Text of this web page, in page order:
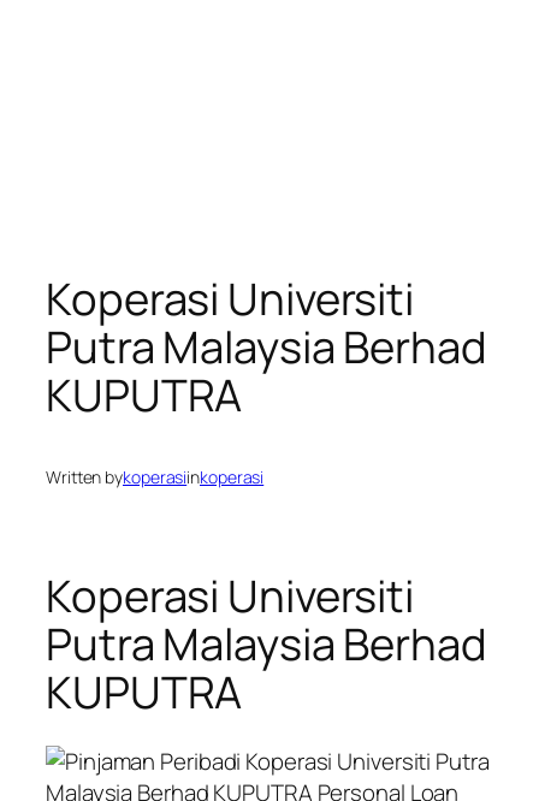
Koperasi Universiti
Putra Malaysia Berhad
KUPUTRA
Written bykoperasiinkoperasi
Koperasi Universiti
Putra Malaysia Berhad
KUPUTRA